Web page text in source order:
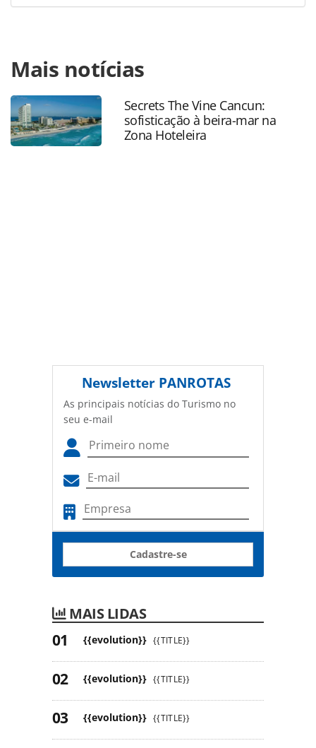
https://www.panrotas.com.br/mercado/cruzeiros/2021/
recomenda-suspensao-provisoria-da-temporada-de-
cruzeiros_186625.html ou as ferramentas oferecidas na
página. Todo o conteúdo produzido pela PANROTAS
Editora é protegido pela legislação brasileira sobre direito
autoral. Não reproduza o conteúdo sem autorização da
Mais notícias
Secrets The Vine Cancun:
sofisticação à beira-mar na
Zona Hoteleira
Newsletter PANROTAS
As principais notícias do Turismo no
seu e-mail
Cadastre-se
MAIS LIDAS
{{evolution}} {{TITLE}}
{{evolution}} {{TITLE}}
{{evolution}} {{TITLE}}